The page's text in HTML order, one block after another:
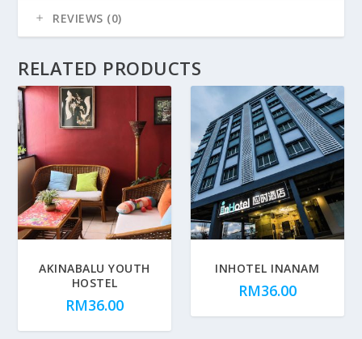
REVIEWS (0)
RELATED PRODUCTS
AKINABALU YOUTH
HOSTEL
RM36.00
INHOTEL INANAM
RM36.00